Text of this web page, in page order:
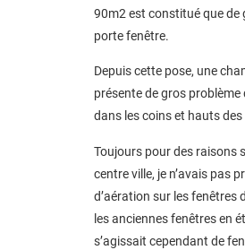
90m2 est constitué que de
porte fenêtre.
Depuis cette pose, une
présente de gros
dans les coins et hauts
Toujours pour des raisons
centre ville, je n’avais pas
d’aération sur les fenêtres
les anciennes fenêtres en
s’agissait cependant de